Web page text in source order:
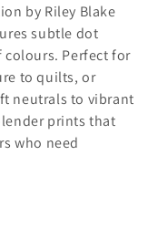
by Riley Blake
subtle dot
Perfect for
to quilts, or
neutrals to vibrant
prints that
who need